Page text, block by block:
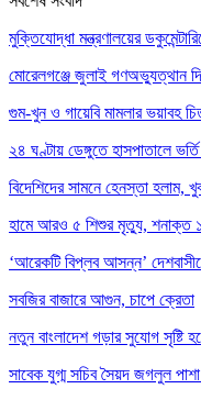
মুক্তিযোদ্ধা মন্ত্রণালয়ের
মোরেলগঞ্জে জুলাই গণঅভ্যুত্থান
গুম-খুন ও গায়েবি মামলার ভয়াবহ
২৪ ঘণ্টায় ডেঙ্গুতে হাসপাতালে
বিদেশিদের সামনে হেনস্তা
হামে আরও ৫ শিশুর মৃত্যু, শনাক্ত
‘আরেকটি বিপ্লব আসন্ন’
সবজির বাজারে আগুন, চাপে ক্রেতা
নতুন বাংলাদেশ গড়ার সুযোগ সৃষ্টি
সাবেক যুগ্ম সচিব সৈয়দ জগলুল